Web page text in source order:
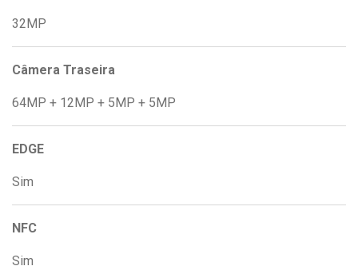
32MP
Câmera Traseira
64MP + 12MP + 5MP + 5MP
EDGE
Sim
NFC
Sim